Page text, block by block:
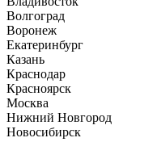
Волгоград
Воронеж
Екатеринбург
Казань
Краснодар
Красноярск
Москва
Нижний Новгород
Новосибирск